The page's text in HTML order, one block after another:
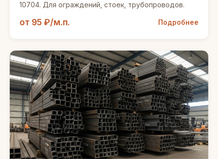
10704. Для ограждений, стоек, трубопроводов.
от 95 ₽/м.п. Подробнее